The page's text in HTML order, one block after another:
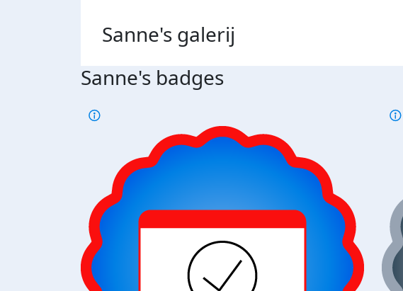
Sanne's galerij
Sanne's badges